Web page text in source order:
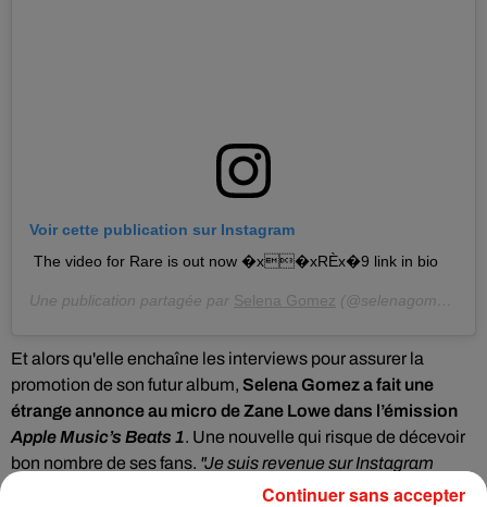
Voir cette publication sur Instagram
The video for Rare is out now �x�xRÈx�9 link in bio
Une publication partagée par Selena Gomez (@selenagomez) le
Et alors qu'elle enchaîne les interviews pour assurer la
promotion de son futur album, Selena Gomez a fait une
étrange annonce au micro de Zane Lowe dans l’émission
Apple Music’s Beats 1. Une nouvelle qui risque de décevoir
bon nombre de ses fans. "Je suis revenue sur Instagram
parce que j'allais sortir un nouvel album et j'ai dit à ma
Continuer sans accepter